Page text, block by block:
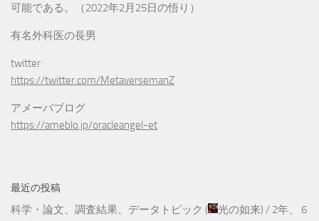
可能である。（2022年2月25日の悟り）
有名外科医の長男
twitter
https://twitter.com/MetaversemanZ
アメーバブログ
https://ameblo.jp/oracleangel-et
最近の投稿
科学・論文、調査結果、データトピック ( 光の如来) / 2年、 6